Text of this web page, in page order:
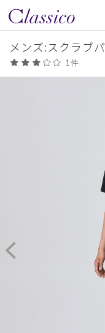
メンズ:スクラブ
1件